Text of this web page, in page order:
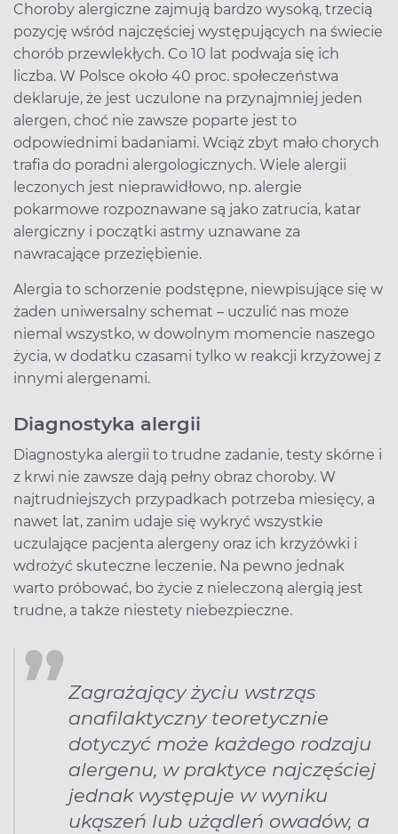
Choroby alergiczne zajmują bardzo wysoką, trzecią
pozycję wśród najczęściej występujących na świecie
chorób przewlekłych. Co 10 lat podwaja się ich
liczba. W Polsce około 40 proc. społeczeństwa
deklaruje, że jest uczulone na przynajmniej jeden
alergen, choć nie zawsze poparte jest to
odpowiednimi badaniami. Wciąż zbyt mało chorych
trafia do poradni alergologicznych. Wiele alergii
leczonych jest nieprawidłowo, np. alergie
pokarmowe rozpoznawane są jako zatrucia, katar
alergiczny i początki astmy uznawane za
nawracające przeziębienie.
Alergia to schorzenie podstępne, niewpisujące się w
żaden uniwersalny schemat – uczulić nas może
niemal wszystko, w dowolnym momencie naszego
życia, w dodatku czasami tylko w reakcji krzyżowej z
innymi alergenami.
Diagnostyka alergii
Diagnostyka alergii to trudne zadanie, testy skórne i
z krwi nie zawsze dają pełny obraz choroby. W
najtrudniejszych przypadkach potrzeba miesięcy, a
nawet lat, zanim udaje się wykryć wszystkie
uczulające pacjenta alergeny oraz ich krzyżówki i
wdrożyć skuteczne leczenie. Na pewno jednak
warto próbować, bo życie z nieleczoną alergią jest
trudne, a także niestety niebezpieczne.
Zagrażający życiu wstrząs
anafilaktyczny teoretycznie
dotyczyć może każdego rodzaju
alergenu, w praktyce najczęściej
jednak występuje w wyniku
ukąszeń lub użądleń owadów, a